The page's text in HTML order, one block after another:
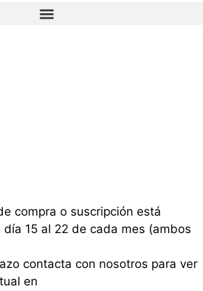
compra o suscripción está
15 al 22 de cada mes (ambos
contacta con nosotros para ver
en